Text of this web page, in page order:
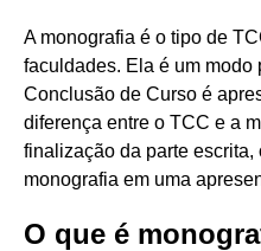
A monografia é o tipo de
faculdades. Ela é um modo
Conclusão de Curso é
diferença entre o TCC e a
finalização da parte escrita,
monografia em uma
O que é